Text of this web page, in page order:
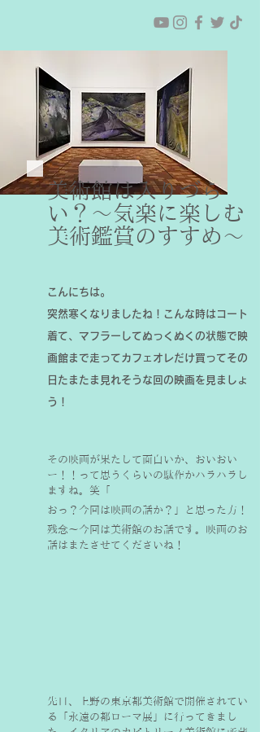
美術館は入りづら
い？〜気楽に楽しむ
美術鑑賞のすすめ〜
こんにちは。
突然寒くなりましたね！こんな時はコート
着て、マフラーしてぬっくぬくの状態で映
画館まで走ってカフェオレだけ買ってその
日たまたま見れそうな回の映画を見ましょ
う！
その映画が果たして面白いか、おいおい
ー！！って思うくらいの駄作かハラハラし
ますね。笑「
おっ？今回は映画の話か？」と思った方！
残念〜今回は美術館のお話です。映画のお
話はまたさせてくださいね！
先日、上野の東京都美術館で開催されてい
る「永遠の都ローマ展」に行ってきまし